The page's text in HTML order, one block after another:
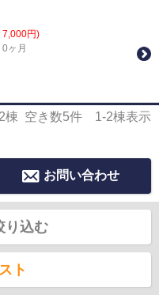
7,000円)
ヶ月
2棟 空き数5件 1-2棟表示
お問い合わせ
り込む
ト